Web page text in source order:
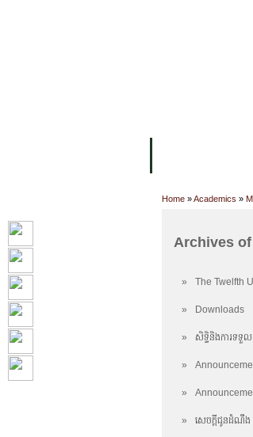
Home »Academics »
Archives of
» The Twelfth
» Downloads
» សិទ្ធិនិងការទទួ
»
»
» សេចក្តីជូនដំណឹង ស្